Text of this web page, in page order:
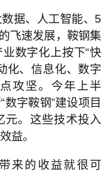
据、人工智能、5
飞速发展，鞍钢集
数字化上按下“快
化、信息化、数字
攻坚。今年上半
字鞍钢”建设项目
元。这些技术投入
益。
来的收益就很可